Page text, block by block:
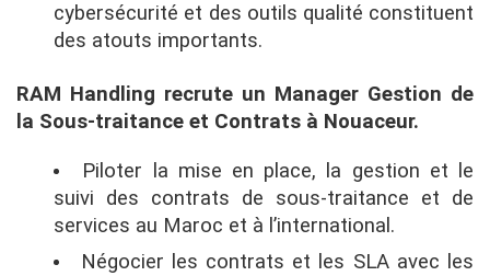
cybersécurité et des outils qualité constituent
des atouts importants.
RAM Handling recrute un Manager Gestion de
la Sous-traitance et Contrats à Nouaceur.
Piloter la mise en place, la gestion et le
suivi des contrats de sous-traitance et de
services au Maroc et à l’international.
Négocier les contrats et les SLA avec les